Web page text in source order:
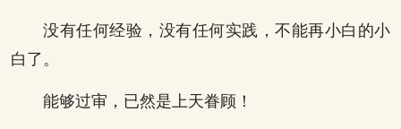
没有任何经验，没有任何实践，不能再小白的小
白了。
能够过审，已然是上天眷顾！